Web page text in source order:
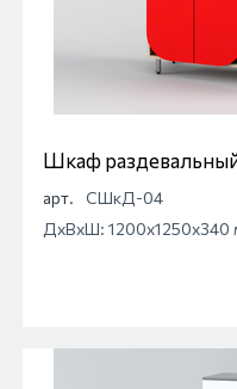
Шкаф
секционный
арт.
СШкД-04
ДхВхШ: 1200x1250x340